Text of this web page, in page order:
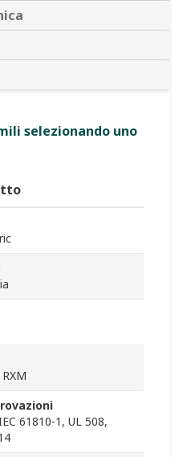
selezionando uno
61810-1, UL 508,